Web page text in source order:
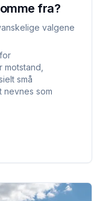
fra?
valgene
små
som